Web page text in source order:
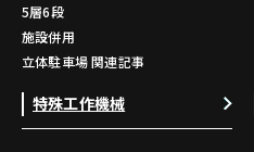
5層6段
施設併用
立体駐車場 関連記事
特殊工作機械